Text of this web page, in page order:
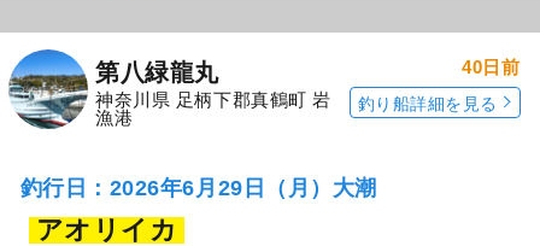
第八緑龍丸
神奈川県 足柄下郡真鶴町 岩
漁港
40日前
釣り船詳細を見る
釣行日：2026年6月29日（月）大潮
アオリイカ